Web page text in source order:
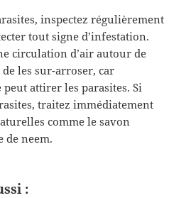
inspectez régulièrement
tout signe d’infestation.
circulation d’air autour de
les sur-arroser, car
attirer les parasites. Si
traitez immédiatement
comme le savon
de neem.
: